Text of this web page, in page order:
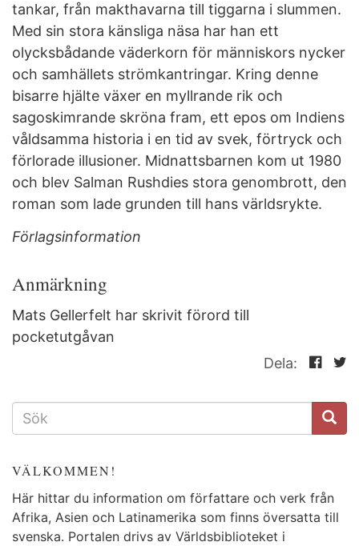
tankar, från makthavarna till tiggarna i slummen.
Med sin stora känsliga näsa har han ett
olycksbådande väderkorn för människors nycker
och samhällets strömkantringar. Kring denne
bisarre hjälte växer en myllrande rik och
sagoskimrande skröna fram, ett epos om Indiens
våldsamma historia i en tid av svek, förtryck och
förlorade illusioner. Midnattsbarnen kom ut 1980
och blev Salman Rushdies stora genombrott, den
roman som lade grunden till hans världsrykte.
Förlagsinformation
Anmärkning
Mats Gellerfelt har skrivit förord till
pocketutgåvan
Dela:
SÖKFORMULÄR
VÄLKOMMEN!
Här hittar du information om författare och verk från
Afrika, Asien och Latinamerika som finns översatta till
svenska. Portalen drivs av Världsbiblioteket i